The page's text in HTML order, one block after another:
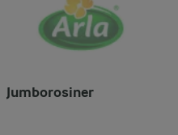
Jumborosiner